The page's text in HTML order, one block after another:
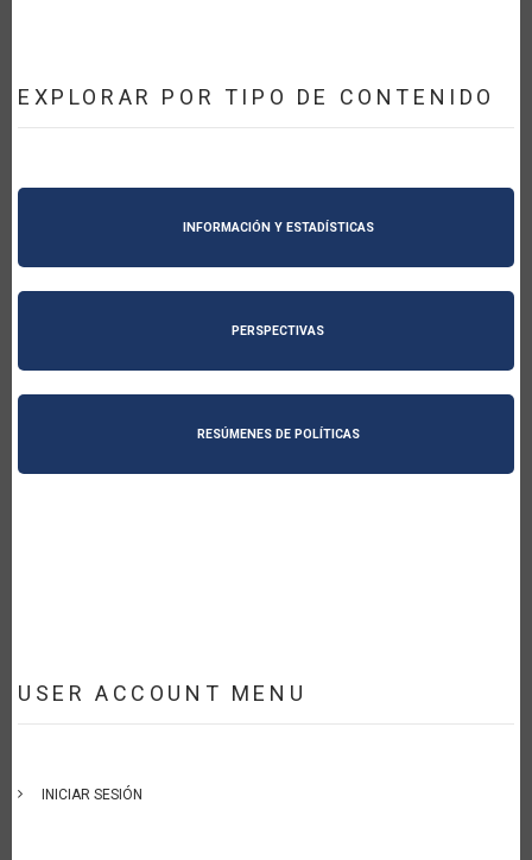
EXPLORAR POR TIPO DE CONTENIDO
INFORMACIÓN Y ESTADÍSTICAS
PERSPECTIVAS
RESÚMENES DE POLÍTICAS
USER ACCOUNT MENU
INICIAR SESIÓN